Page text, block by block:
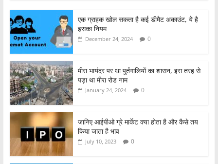
c
e
b
o
o
k
itt
er s
A
p
e
एक ग्राहक खोल सकता है कई डीमैट अकाउंट, ये है
इसका नियम
December 24, 2024 0
मीरा भायंदर पर था पुर्तगालियों का शासन, इस तरह से
पड़ा था मीरा रोड नाम
January 24, 2024 0
जानिए आईपीओ ग्रे मार्केट क्या होता है और कैसे तय
किया जाता है भाव
July 10, 2023 0